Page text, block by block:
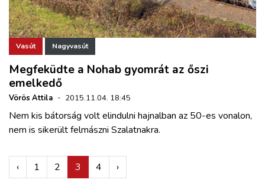
Vasút Nagyvasút
Megfeküdte a Nohab gyomrát az őszi
emelkedő
Vörös Attila · 2015.11.04. 18:45
Nem kis bátorság volt elindulni hajnalban az 50-es vonalon,
nem is sikerült felmászni Szalatnakra.
‹ 1 2 3 4 ›